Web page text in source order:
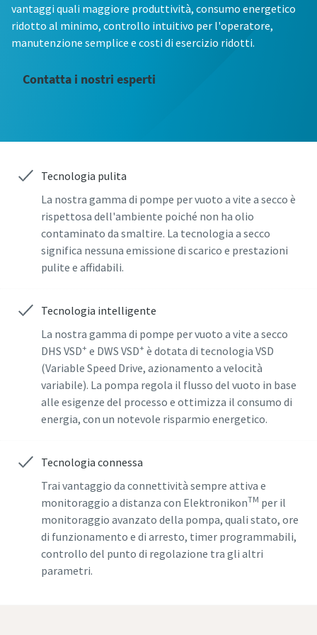
vantaggi quali maggiore produttività, consumo energetico
ridotto al minimo, controllo intuitivo per l'operatore,
manutenzione semplice e costi di esercizio ridotti.
Contatta i nostri esperti
Tecnologia pulita
La nostra gamma di pompe per vuoto a vite a secco è
rispettosa dell'ambiente poiché non ha olio
contaminato da smaltire. La tecnologia a secco
significa nessuna emissione di scarico e prestazioni
pulite e affidabili.
Tecnologia intelligente
La nostra gamma di pompe per vuoto a vite a secco
DHS VSD+ e DWS VSD+ è dotata di tecnologia VSD
(Variable Speed Drive, azionamento a velocità
variabile). La pompa regola il flusso del vuoto in base
alle esigenze del processo e ottimizza il consumo di
energia, con un notevole risparmio energetico.
Tecnologia connessa
Trai vantaggio da connettività sempre attiva e
monitoraggio a distanza con ElektronikonTM per il
monitoraggio avanzato della pompa, quali stato, ore
di funzionamento e di arresto, timer programmabili,
controllo del punto di regolazione tra gli altri
parametri.
Nome
E-mail
Telefono
Ulteriori informazioni
Paese
Via
CAP
Richiesta
Eventuali domande o richieste
Nome
E-mail
Telefono
Ulteriori informazioni
Paese
Via
CAP
Richiesta
Eventuali domande o richieste
Nome
E-mail
Telefono
Ulteriori informazioni
Paese
Via
CAP
Richiesta
Eventuali domande o richieste
Nome
E-mail
Telefono
Ulteriori informazioni
Paese
Via
CAP
Richiesta
Eventuali domande o richieste
Nome
E-mail
Telefono
Ulteriori informazioni
Paese
Via
CAP
Richiesta
Eventuali domande o richieste